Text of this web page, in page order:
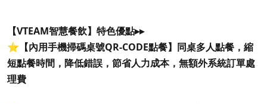
【VTEAM智慧餐飲】特色優點▸▸
⭐️【內用手機掃碼桌號QR-CODE點餐】同桌多人點餐，縮
短點餐時間，降低錯誤，節省人力成本，無額外系統訂單處
理費